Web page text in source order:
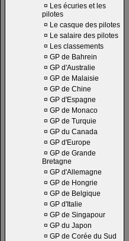
¤ Les écuries et les
pilotes
¤ Le casque des pilotes
¤ Le salaire des pilotes
¤ Les classements
¤ GP de Bahrein
¤ GP d'Australie
¤ GP de Malaisie
¤ GP de Chine
¤ GP d'Espagne
¤ GP de Monaco
¤ GP de Turquie
¤ GP du Canada
¤ GP d'Europe
¤ GP de Grande
Bretagne
¤ GP d'Allemagne
¤ GP de Hongrie
¤ GP de Belgique
¤ GP d'Italie
¤ GP de Singapour
¤ GP du Japon
¤ GP de Corée du Sud